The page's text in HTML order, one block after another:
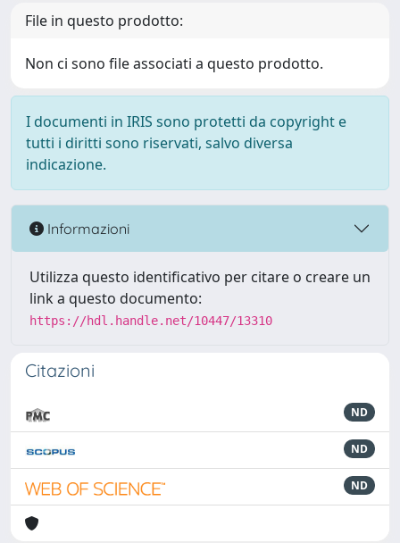
File in questo prodotto:
Non ci sono file associati a questo prodotto.
I documenti in IRIS sono protetti da copyright e
tutti i diritti sono riservati, salvo diversa
indicazione.
Informazioni
Utilizza questo identificativo per citare o creare un
link a questo documento:
https://hdl.handle.net/10447/13310
Citazioni
ND
ND
ND